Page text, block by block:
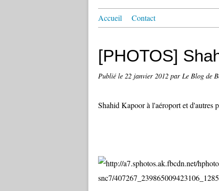
Accueil Contact
[PHOTOS]
Publié le 22 janvier 2012 par Le Blog de
Shahid Kapoor à l'aéroport et d'autres